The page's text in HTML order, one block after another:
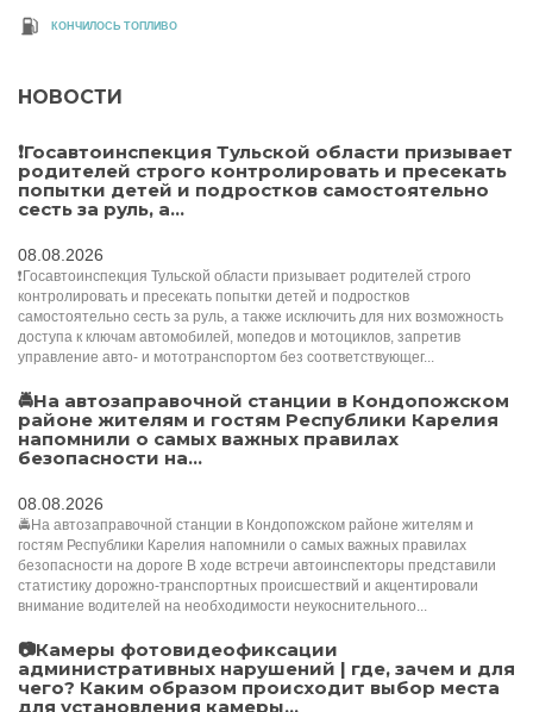
КОНЧИЛОСЬ ТОПЛИВО
НОВОСТИ
❗Госавтоинспекция Тульской области призывает
родителей строго контролировать и пресекать
попытки детей и подростков самостоятельно
сесть за руль, а...
08.08.2026
❗Госавтоинспекция Тульской области призывает родителей строго
контролировать и пресекать попытки детей и подростков
самостоятельно сесть за руль, а также исключить для них возможность
доступа к ключам автомобилей, мопедов и мотоциклов, запретив
управление авто- и мототранспортом без соответствующег...
🚔На автозаправочной станции в Кондопожском
районе жителям и гостям Республики Карелия
напомнили о самых важных правилах
безопасности на...
08.08.2026
🚔На автозаправочной станции в Кондопожском районе жителям и
гостям Республики Карелия напомнили о самых важных правилах
безопасности на дороге В ходе встречи автоинспекторы представили
статистику дорожно-транспортных происшествий и акцентировали
внимание водителей на необходимости неукоснительного...
📷Камеры фотовидеофиксации
административных нарушений | где, зачем и для
чего? Каким образом происходит выбор места
для установления камеры...